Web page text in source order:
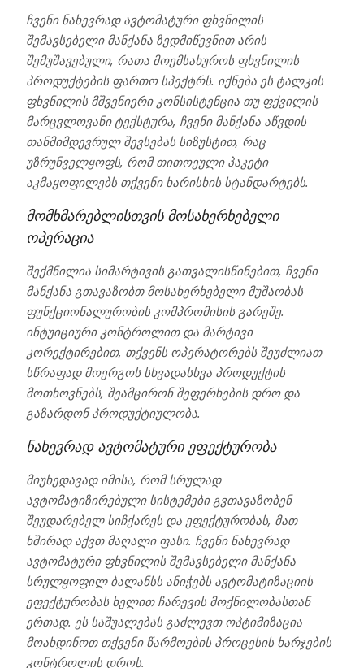
ჩვენი ნახევრად ავტომატური ფხვნილის
შემავსებელი მანქანა ზედმიწევნით არის
შემუშავებული, რათა მოემსახუროს ფხვნილის
პროდუქტების ფართო სპექტრს. იქნება ეს ტალკის
ფხვნილის მშვენიერი კონსისტენცია თუ ფქვილის
მარცვლოვანი ტექსტურა, ჩვენი მანქანა აწვდის
თანმიმდევრულ შევსებას სიზუსტით, რაც
უზრუნველყოფს, რომ თითოეული პაკეტი
აკმაყოფილებს თქვენი ხარისხის სტანდარტებს.
მომხმარებლისთვის მოსახერხებელი
ოპერაცია
შექმნილია სიმარტივის გათვალისწინებით, ჩვენი
მანქანა გთავაზობთ მოსახერხებელი მუშაობას
ფუნქციონალურობის კომპრომისის გარეშე.
ინტუიციური კონტროლით და მარტივი
კორექტირებით, თქვენს ოპერატორებს შეუძლიათ
სწრაფად მოერგოს სხვადასხვა პროდუქტის
მოთხოვნებს, შეამცირონ შეფერხების დრო და
გაზარდონ პროდუქტიულობა.
ნახევრად ავტომატური ეფექტურობა
მიუხედავად იმისა, რომ სრულად
ავტომატიზირებული სისტემები გვთავაზობენ
შეუდარებელ სიჩქარეს და ეფექტურობას, მათ
ხშირად აქვთ მაღალი ფასი. ჩვენი ნახევრად
ავტომატური ფხვნილის შემავსებელი მანქანა
სრულყოფილ ბალანსს ანიჭებს ავტომატიზაციის
ეფექტურობას ხელით ჩარევის მოქნილობასთან
ერთად. ეს საშუალებას გაძლევთ ოპტიმიზაცია
მოახდინოთ თქვენი წარმოების პროცესის ხარჯების
კონტროლის დროს.